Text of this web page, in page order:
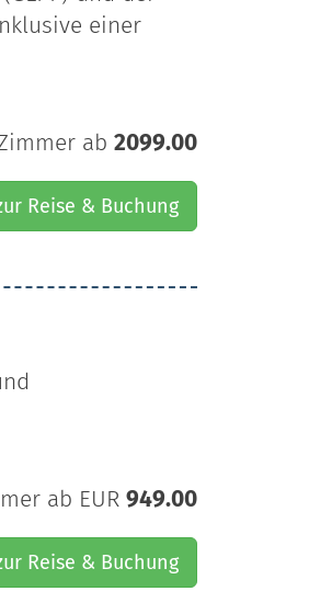
einer
ab 2099.00
Reise & Buchung
ab EUR 949.00
Reise & Buchung